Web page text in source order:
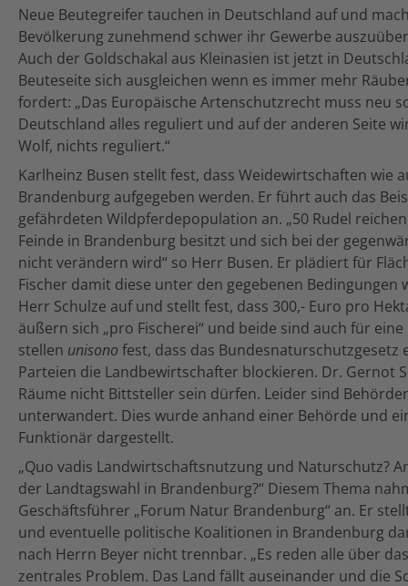
Neue Beutegreifer tauchen in Deutschland auf und
Bevölkerung zunehmend schwer ihr Gewerbe
Auch der Goldschakal aus Kleinasien ist jetzt in
Beuteseite sich ausgleichen wenn es immer mehr
fordert: „Das Europäische Artenschutzrecht muss neu
Deutschland alles reguliert und auf der anderen Seite
Wolf, nichts reguliert.“
Karlheinz Busen stellt fest, dass Weidewirtschaften wie
Brandenburg aufgegeben werden. Er führt auch das
gefährdeten Wildpferdepopulation an. „50 Rudel
Feinde in Brandenburg besitzt und sich bei der
nicht verändern wird“ so Herr Busen. Er plädiert für
Fischer damit diese unter den gegebenen
Herr Schulze auf und stellt fest, dass 300,- Euro pro
äußern sich „pro Fischerei“ und beide sind auch für
stellen unisono fest, dass das
Parteien die Landbewirtschafter blockieren. Dr. Gernot
Räume nicht Bittsteller sein dürfen. Leider sind
unterwandert. Dies wurde anhand einer Behörde und
Funktionär dargestellt.
„Quo vadis Landwirtschaftsnutzung und Naturschutz?
der Landtagswahl in Brandenburg?“ Diesem Thema
Geschäftsführer „Forum Natur Brandenburg“ an. Er
und eventuelle politische Koalitionen in Brandenburg
nach Herrn Beyer nicht trennbar. „Es reden alle über
zentrales Problem. Das Land fällt auseinander und die